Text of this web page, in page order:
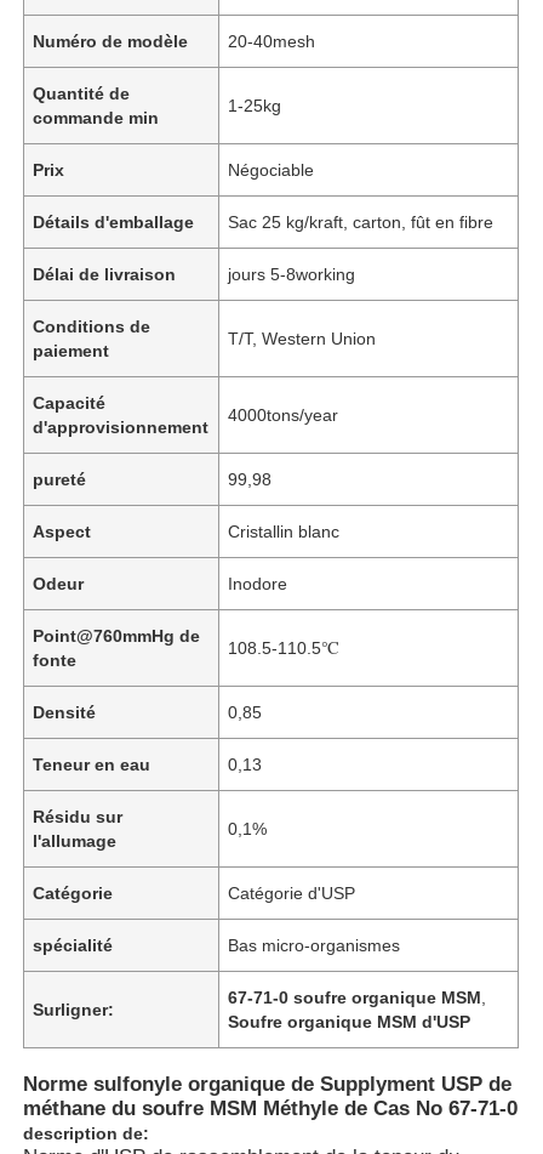
Numéro de modèle 20-40mesh
Quantité de
commande min
1-25kg
Prix Négociable
Détails d'emballage Sac 25 kg/kraft, carton, fût en fibre
Délai de livraison jours 5-8working
Conditions de
paiement
T/T, Western Union
Capacité
d'approvisionnement
4000tons/year
pureté 99,98
Aspect Cristallin blanc
Odeur Inodore
Point@760mmHg de
fonte
108.5-110.5℃
Densité 0,85
Teneur en eau 0,13
Résidu sur
l'allumage
0,1%
Catégorie Catégorie d'USP
spécialité Bas micro-organismes
Surligner:
67-71-0 soufre organique MSM
Soufre organique MSM d'USP
Norme sulfonyle organique de Supplyment USP de
méthane du soufre MSM Méthyle de Cas No 67-71-0
description de: